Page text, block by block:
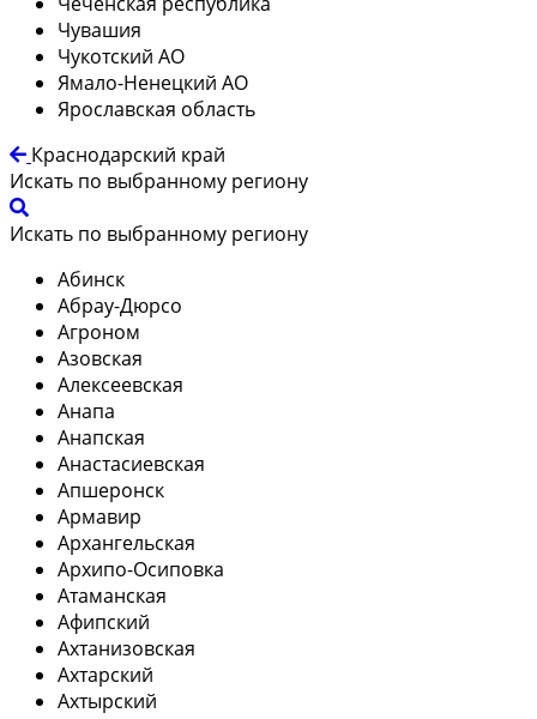
Чувашия
Чукотский АО
Ямало-Ненецкий АО
Ярославская область
Краснодарский край
Искать по выбранному региону
Искать по выбранному региону
Абинск
Абрау-Дюрсо
Агроном
Азовская
Алексеевская
Анапа
Анапская
Анастасиевская
Апшеронск
Армавир
Архангельская
Архипо-Осиповка
Атаманская
Афипский
Ахтанизовская
Ахтарский
Ахтырский